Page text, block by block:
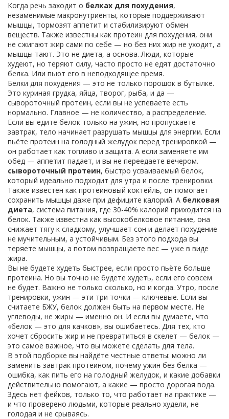
Когда речь заходит о белках для похудения,
незаменимые макронутриенты, которые поддерживают
мышцы, тормозят аппетит и стабилизируют обмен
веществ. Также известны как протеин для похудения, они
не сжигают жир сами по себе — но без них жир не уходит, а
мышцы тают. Это не диета, а основа. Люди, которые
худеют, но теряют силу, часто просто не едят достаточно
белка. Или пьют его в неподходящее время.
Белки для похудения — это не только порошок в бутылке.
Это куриная грудка, яйца, творог, рыба, и да —
сывороточный протеин, если вы не успеваете есть
нормально. Главное — не количество, а распределение.
Если вы едите белок только на ужин, но пропускаете
завтрак, тело начинает разрушать мышцы для энергии. Если
пьёте протеин на голодный желудок перед тренировкой —
он работает как топливо и защита. А если заменяете им
обед — аппетит падает, и вы не переедаете вечером.
сывороточный протеин, быстро усваиваемый белок,
который идеально подходит для утра и после тренировки.
Также известен как протеиновый коктейль, он помогает
сохранить мышцы даже при дефиците калорий. А белковая
диета, система питания, где 30-40% калорий приходится на
белок. Также известна как высокобелковое питание, она
снижает тягу к сладкому, улучшает сон и делает похудение
не мучительным, а устойчивым. Без этого подхода вы
теряете мышцы, а потом возвращаете вес — уже в виде
жира.
Вы не будете худеть быстрее, если просто пьёте больше
протеина. Но вы точно не будете худеть, если его совсем
не будет. Важно не только сколько, но и когда. Утро, после
тренировки, ужин — эти три точки — ключевые. Если вы
считаете БЖУ, белок должен быть на первом месте. Не
углеводы, не жиры — именно он. И если вы думаете, что
«белок — это для качков», вы ошибаетесь. Для тех, кто
хочет сбросить жир и не превратиться в скелет — белок —
это самое важное, что вы можете сделать для тела.
В этой подборке вы найдёте честные ответы: можно ли
заменить завтрак протеином, почему ужин без белка —
ошибка, как пить его на голодный желудок, и какие добавки
действительно помогают, а какие — просто дорогая вода.
Здесь нет фейков, только то, что работает на практике —
и что проверено людьми, которые реально худели, не
голодая и не срываясь.